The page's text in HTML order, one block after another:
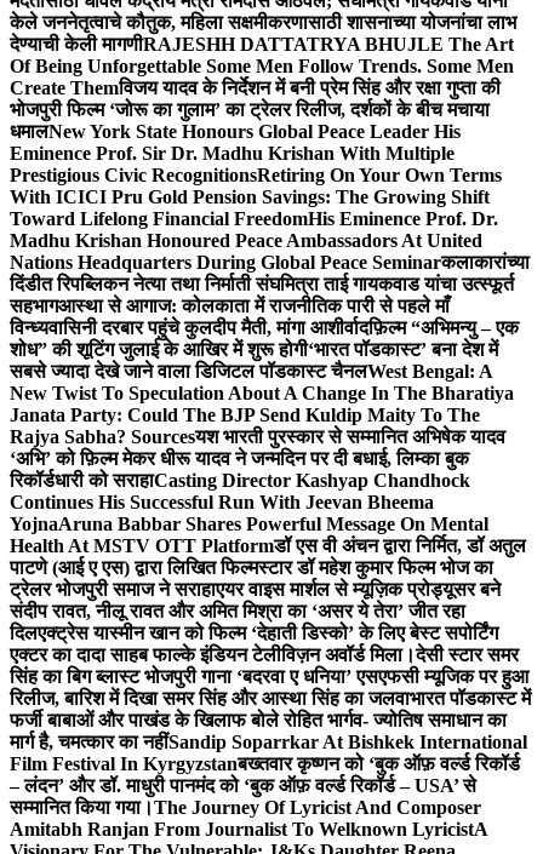
केले जननेतृत्वाचे कौतुक, महिला सक्षमीकरणासाठी शासनाच्या योजनांचा लाभ
देण्याची केली मागणीRAJESHH DATTATRYA BHUJLE The Art
Of Being Unforgettable Some Men Follow Trends. Some Men
Create Themविजय यादव के निर्देशन में बनी प्रेम सिंह और रक्षा गुप्ता की
भोजपुरी फिल्म ‘जोरू का गुलाम’ का ट्रेलर रिलीज, दर्शकों के बीच मचाया
धमालNew York State Honours Global Peace Leader His
Eminence Prof. Sir Dr. Madhu Krishan With Multiple
Prestigious Civic RecognitionsRetiring On Your Own Terms
With ICICI Pru Gold Pension Savings: The Growing Shift
Toward Lifelong Financial FreedomHis Eminence Prof. Dr.
Madhu Krishan Honoured Peace Ambassadors At United
Nations Headquarters During Global Peace Seminarकलाकारांच्या
दिंडीत रिपब्लिकन नेत्या तथा निर्माती संघमित्रा ताई गायकवाड यांचा उत्स्फूर्त
सहभागआस्था से आगाज: कोलकाता में राजनीतिक पारी से पहले माँ
विन्ध्यवासिनी दरबार पहुंचे कुलदीप मैती, मांगा आशीर्वादफ़िल्म “अभिमन्यु – एक
शोध” की शूटिंग जुलाई के आखिर में शुरू होगी‘भारत पॉडकास्ट’ बना देश में
सबसे ज्यादा देखे जाने वाला डिजिटल पॉडकास्ट चैनलWest Bengal: A
New Twist To Speculation About A Change In The Bharatiya
Janata Party: Could The BJP Send Kuldip Maity To The
Rajya Sabha? Sourcesयश भारती पुरस्कार से सम्मानित अभिषेक यादव
‘अभि’ को फ़िल्म मेकर धीरू यादव ने जन्मदिन पर दी बधाई, लिम्का बुक
रिकॉर्डधारी को सराहाCasting Director Kashyap Chandhock
Continues His Successful Run With Jeevan Bheema
YojnaAruna Babbar Shares Powerful Message On Mental
Health At MSTV OTT Platformडॉ एस वी अंचन द्वारा निर्मित, डॉ अतुल
पाटणे (आई ए एस) द्वारा लिखित फिल्मस्टार डॉ महेश कुमार फिल्म भोज का
ट्रेलर भोजपुरी समाज ने सराहाएयर वाइस मार्शल से म्यूज़िक प्रोड्यूसर बने
संदीप रावत, नीलू रावत और अमित मिश्रा का ‘असर ये तेरा’ जीत रहा
दिलएक्ट्रेस यास्मीन खान को फिल्म ‘देहाती डिस्को’ के लिए बेस्ट सपोर्टिंग
एक्टर का दादा साहब फाल्के इंडियन टेलीविज़न अवॉर्ड मिला।देसी स्टार समर
सिंह का बिग ब्लास्ट भोजपुरी गाना ‘बदरवा ए धनिया’ एसएफसी म्यूजिक पर हुआ
रिलीज, बारिश में दिखा समर सिंह और आस्था सिंह का जलवाभारत पॉडकास्ट में
फर्जी बाबाओं और पाखंड के खिलाफ बोले रोहित भार्गव- ज्योतिष समाधान का
मार्ग है, चमत्कार का नहींSandip Soparrkar At Bishkek International
Film Festival In Kyrgyzstanबख्तवार कृष्णन को ‘बुक ऑफ़ वर्ल्ड रिकॉर्ड
– लंदन’ और डॉ. माधुरी पानमंद को ‘बुक ऑफ़ वर्ल्ड रिकॉर्ड – USA’ से
सम्मानित किया गया।The Journey Of Lyricist And Composer
Amitabh Ranjan From Journalist To Welknown LyricistA